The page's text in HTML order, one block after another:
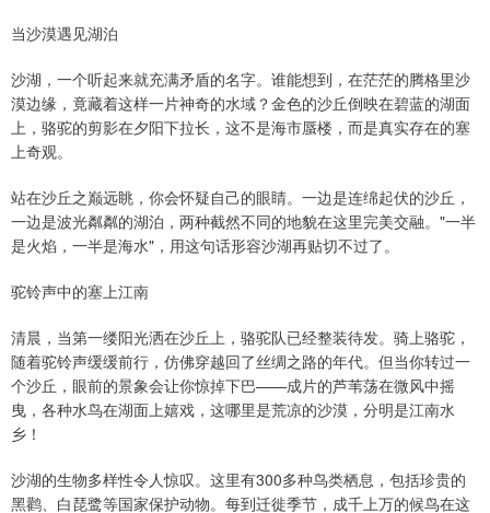
当沙漠遇见湖泊
沙湖，一个听起来就充满矛盾的名字。谁能想到，在茫茫的腾格里沙
漠边缘，竟藏着这样一片神奇的水域？金色的沙丘倒映在碧蓝的湖面
上，骆驼的剪影在夕阳下拉长，这不是海市蜃楼，而是真实存在的塞
上奇观。
站在沙丘之巅远眺，你会怀疑自己的眼睛。一边是连绵起伏的沙丘，
一边是波光粼粼的湖泊，两种截然不同的地貌在这里完美交融。"一半
是火焰，一半是海水"，用这句话形容沙湖再贴切不过了。
驼铃声中的塞上江南
清晨，当第一缕阳光洒在沙丘上，骆驼队已经整装待发。骑上骆驼，
随着驼铃声缓缓前行，仿佛穿越回了丝绸之路的年代。但当你转过一
个沙丘，眼前的景象会让你惊掉下巴——成片的芦苇荡在微风中摇
曳，各种水鸟在湖面上嬉戏，这哪里是荒凉的沙漠，分明是江南水
乡！
沙湖的生物多样性令人惊叹。这里有300多种鸟类栖息，包括珍贵的
黑鹳、白琵鹭等国家保护动物。每到迁徙季节，成千上万的候鸟在这